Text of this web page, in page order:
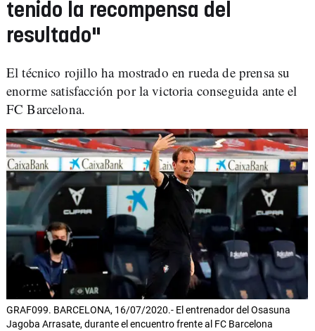
tenido la recompensa del
resultado"
El técnico rojillo ha mostrado en rueda de prensa su
enorme satisfacción por la victoria conseguida ante el
FC Barcelona.
GRAF099. BARCELONA, 16/07/2020.- El entrenador del Osasuna
Jagoba Arrasate, durante el encuentro frente al FC Barcelona